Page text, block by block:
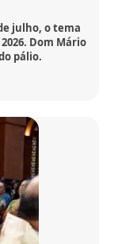
julho, o tema
Dom Mário
pálio.